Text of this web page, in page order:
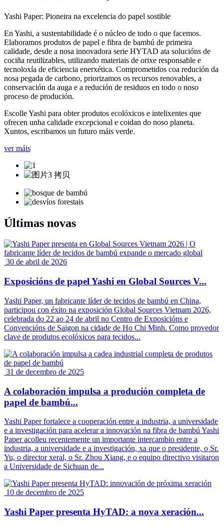
Yashi Paper: Pioneira na excelencia do papel sostible
En Yashi, a sustentabilidade é o núcleo de todo o que facemos.
Elaboramos produtos de papel e fibra de bambú de primeira
calidade, desde a nosa innovadora serie HYTAD ata solucións de
cociña reutilizables, utilizando materiais de orixe responsable e
tecnoloxía de eficiencia enerxética. Comprometidos coa redución da
nosa pegada de carbono, priorizamos os recursos renovables, a
conservación da auga e a redución de residuos en todo o noso
proceso de produción.
Escolle Yashi para obter produtos ecolóxicos e intelixentes que
ofrecen unha calidade excepcional e coidan do noso planeta.
Xuntos, escribamos un futuro máis verde.
ver máis
Últimas novas
30 de abril de 2026
Exposicións de papel Yashi en Global Sources V...
Yashi Paper, un fabricante líder de tecidos de bambú en China,
participou con éxito na exposición Global Sources Vietnam 2026,
celebrada do 22 ao 24 de abril no Centro de Exposicións e
Convencións de Saigon na cidade de Ho Chi Minh. Como provedor
clave de produtos ecolóxicos para tecidos...
31 de decembro de 2025
A colaboración impulsa a produción completa de
papel de bambú...
Yashi Paper fortalece a cooperación entre a industria, a universidade
e a investigación para acelerar a innovación na fibra de bambú Yashi
Paper acolleu recentemente un importante intercambio entre a
industria, a universidade e a investigación, xa que o presidente, o Sr.
Yu, o director xeral, o Sr. Zhou Xiang, e o equipo directivo visitaron
a Universidade de Sichuan de...
10 de decembro de 2025
Yashi Paper presenta HyTAD: a nova xeración...